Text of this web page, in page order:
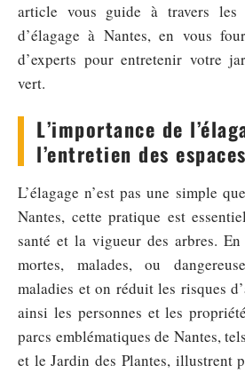
article vous guide à travers les
d’élagage à Nantes, en vous
d’experts pour entretenir votre
vert.
L’importance de
l’entretien des
L’élagage n’est pas une simple
Nantes, cette pratique est
santé et la vigueur des arbres.
mortes, malades, ou
maladies et on réduit les risques
ainsi les personnes et les
parcs emblématiques de Nantes,
et le Jardin des Plantes, illustrent